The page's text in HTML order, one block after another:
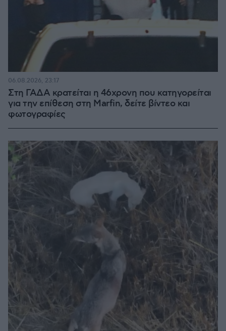
Στη ΓΑΔΑ κρατείται η 46χρονη που κατηγορείται
για την επίθεση στη Marfin, δείτε βίντεο και
φωτογραφίες
06.08.2026, 23:17